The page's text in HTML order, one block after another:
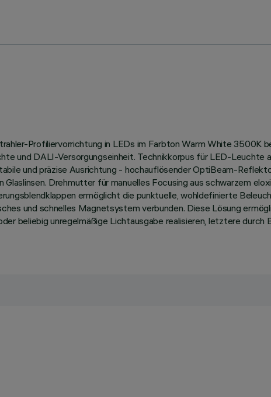
Profiliervorrichtung in LEDs im Farbton Warm White 3500K
und DALI-Versorgungseinheit. Technikkorpus für LED-Leuchte
und präzise Ausrichtung - hochauflösender OptiBeam-
Drehmutter für manuelles Focusing aus schwarzem
ermöglicht die punktuelle, wohldefinierte
und schnelles Magnetsystem verbunden. Diese Lösung
beliebig unregelmäßige Lichtausgabe realisieren, letztere